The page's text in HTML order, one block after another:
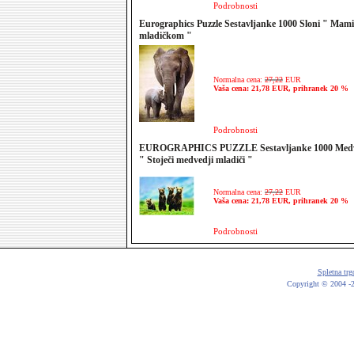
Podrobnosti
Eurographics Puzzle Sestavljanke 1000 Sloni "
mladičkom "
Normalna cena: 27,22 EUR
Vaša cena: 21,78 EUR, prihranek 20 %
Podrobnosti
EUROGRAPHICS PUZZLE Sestavljanke 1000
" Stoječi medvedji mladiči "
Normalna cena: 27,22 EUR
Vaša cena: 21,78 EUR, prihranek 20 %
Podrobnosti
Spletna
Copyright © 2004 -